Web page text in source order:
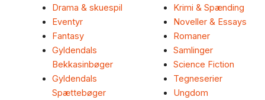
Drama & skuespil
Eventyr
Fantasy
Gyldendals
Bekkasinbøger
Gyldendals
Spættebøger
Krimi & Spænding
Noveller & Essays
Romaner
Samlinger
Science Fiction
Tegneserier
Ungdom